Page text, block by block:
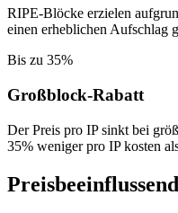
RIPE-Blöcke erzielen
einen erheblichen Aufschlag
Bis zu 35%
Großblock-Rabatt
Der Preis pro IP sinkt bei
35% weniger pro IP kosten